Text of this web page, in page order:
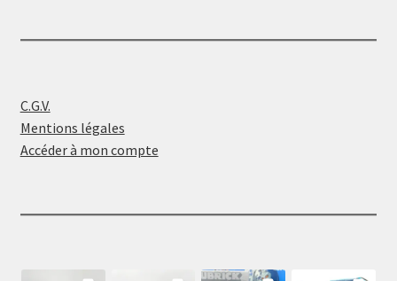
C.G.V.
Mentions légales
Accéder à mon compte